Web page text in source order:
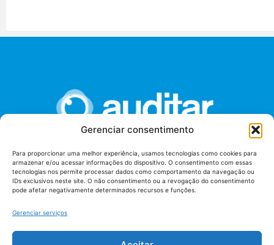
Gerenciar consentimento
Para proporcionar uma melhor experiência, usamos tecnologias como cookies para
armazenar e/ou acessar informações do dispositivo. O consentimento com essas
tecnologias nos permite processar dados como comportamento da navegação ou
IDs exclusivos neste site. O não consentimento ou a revogação do consentimento
pode afetar negativamente determinados recursos e funções.
Gerenciar serviços
União dos Auditores Federais de Controle Externo -
AUDITAR
Setor de Administração Federal Sul (SAF/Sul), Qd. 04, Lt. 01
Tribunal de Contas da União (TCU), Subsolo, Sala S04